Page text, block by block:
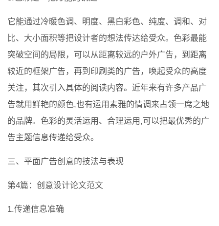
它能通过冷暖色调、明度、黑白彩色、纯度、调和、对
比、大小面积等把设计者的想法传达给受众。色彩最能
突破空间的局限，可以从距离较远的户外广告，到距离
较近的框架广告，再到印刷类的广告，唤起受众的高度
关注，其次引入具体的阅读内容。近年来有许多产品广
告就用鲜艳的颜色,也有运用素雅的情调来占领一席之地
的品牌。色彩的灵活运用、合理运用,可以把最优秀的广
告主题信息传递给受众。
三、平面广告创意的技法与表现
第4篇：创意设计论文范文
1.传递信息准确